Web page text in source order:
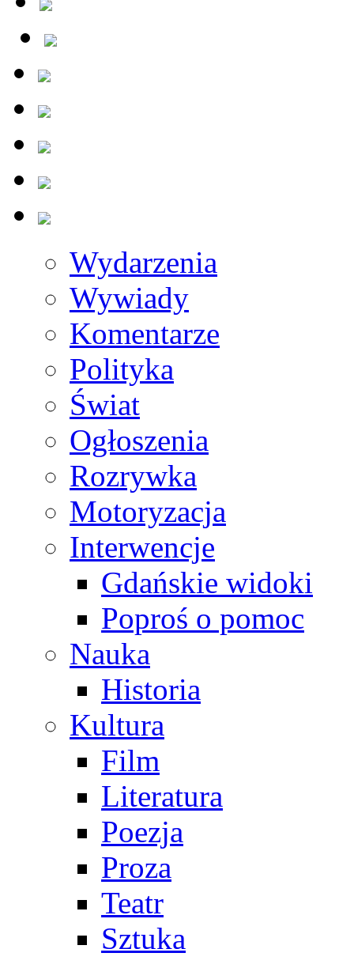
Wydarzenia
Wywiady
Komentarze
Polityka
Świat
Ogłoszenia
Rozrywka
Motoryzacja
Interwencje
Gdańskie widoki
Poproś o pomoc
Nauka
Historia
Kultura
Film
Literatura
Poezja
Proza
Teatr
Sztuka